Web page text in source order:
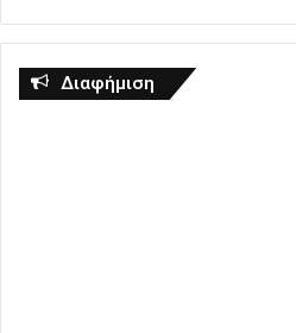
Διαφήμιση